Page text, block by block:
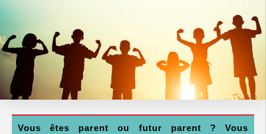
Vous êtes parent ou futur parent ? Vous